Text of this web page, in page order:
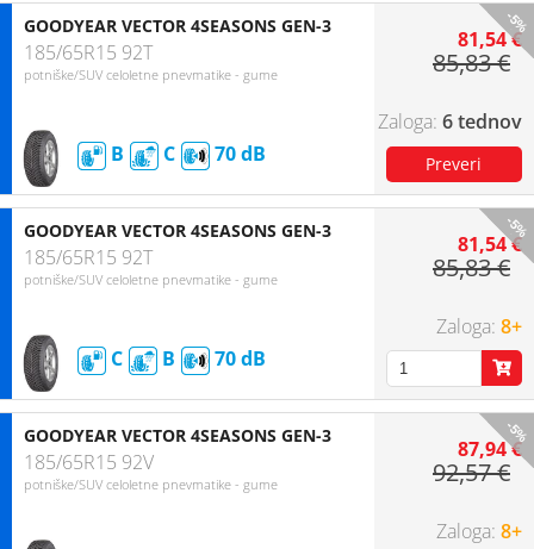
-5%
GOODYEAR VECTOR 4SEASONS GEN-3
185/65R15 92T
potniške/SUV celoletne pnevmatike - gume
B C 70
81,54 €
85,83 €
6 tednov
-5%
GOODYEAR VECTOR 4SEASONS GEN-3
185/65R15 92T
potniške/SUV celoletne pnevmatike - gume
C B 70
81,54 €
85,83 €
8+
-5%
GOODYEAR VECTOR 4SEASONS GEN-3
185/65R15 92V
potniške/SUV celoletne pnevmatike - gume
87,94 €
92,57 €
8+